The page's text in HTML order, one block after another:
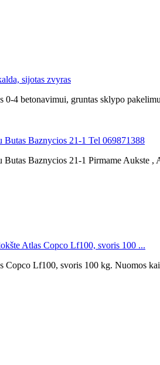
sijotas zvyras
0-4 betonavimui, gruntas sklypo
Butas Baznycios 21-1 Tel 069871388
Butas Baznycios 21-1 Pirmame Aukste
Atlas Copco Lf100, svoris 100 ...
Copco Lf100, svoris 100 kg. Nuomos